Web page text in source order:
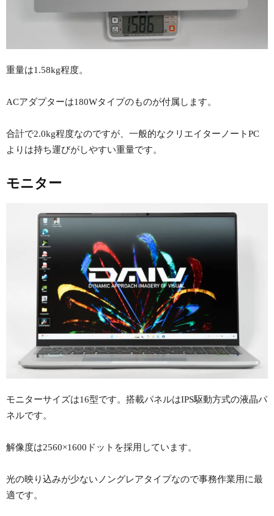
重量は1.58kg程度。
ACアダプターは180Wタイプのものが付属します。
合計で2.0kg程度なのですが、一般的なクリエイターノートPC
よりは持ち運びがしやすい重量です。
モニター
モニターサイズは16型です。搭載パネルはIPS駆動方式の液晶パ
ネルです。
解像度は2560×1600ドットを採用しています。
光の映り込みが少ないノングレアタイプなので事務作業用に最
適です。